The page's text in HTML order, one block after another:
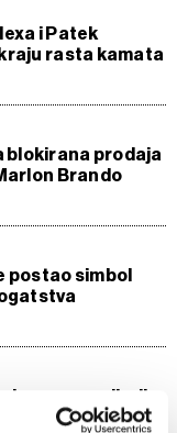
i Patek
rasta kamata
blokirana prodaja
Brando
postao simbol
Lennona vrijedi